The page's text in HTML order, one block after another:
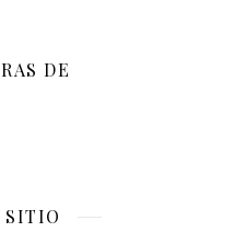
DE
SITIO